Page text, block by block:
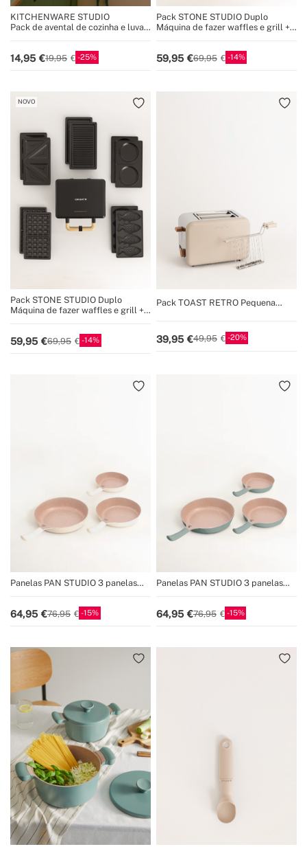
KITCHENWARE STUDIO
Pack de avental de cozinha e luva
14,95 19,95 25
Pack STONE STUDIO Duplo
Máquina de fazer waffles e grill +
59,95 69,95 14
NOVO
Pack STONE STUDIO Duplo
Máquina de fazer waffles e grill +
59,95 69,95 14
Pack TOAST RETRO Pequena
Sanduíches
39,95 49,95 20
Panelas PAN STUDIO 3 panelas
64,95 76,95 15
Panelas PAN STUDIO 3 panelas
64,95 76,95 15